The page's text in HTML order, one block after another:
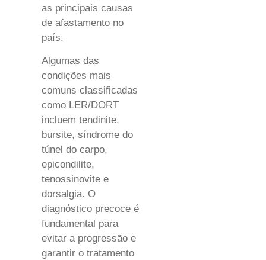
as principais causas
de afastamento no
país.
Algumas das
condições mais
comuns classificadas
como LER/DORT
incluem tendinite,
bursite, síndrome do
túnel do carpo,
epicondilite,
tenossinovite e
dorsalgia. O
diagnóstico precoce é
fundamental para
evitar a progressão e
garantir o tratamento